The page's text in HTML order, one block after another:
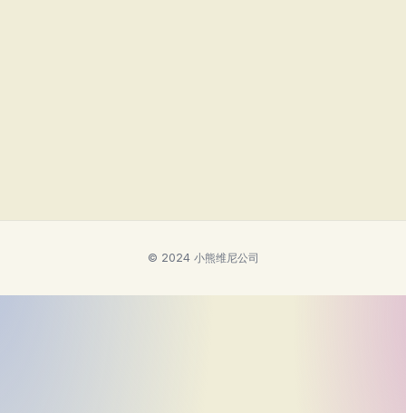
© 2024 小熊维尼公司